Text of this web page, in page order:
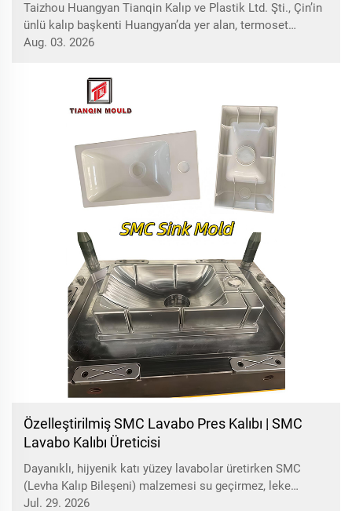
Taizhou Huangyan Tianqin Kalıp ve Plastik Ltd. Şti., Çin’in
ünlü kalıp başkenti Huangyan’da yer alan, termoset
kompozit kalıpların uzman üreticisidir; c... üretimini
gerçekleştirmiştir.
Aug. 03. 2026
Özelleştirilmiş SMC Lavabo Pres Kalıbı | SMC
Lavabo Kalıbı Üreticisi
Dayanıklı, hijyenik katı yüzey lavabolar üretirken SMC
(Levha Kalıp Bileşeni) malzemesi su geçirmez, leke
dirençli ve hava koşullarına dayanıklı özellikleriyle öne
Jul. 29. 2026